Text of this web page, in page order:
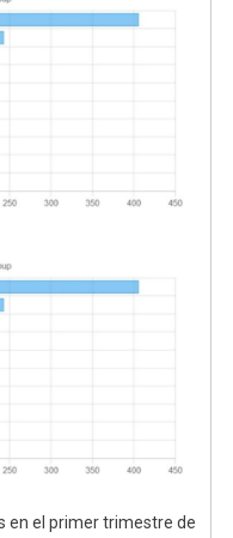
en el primer trimestre de